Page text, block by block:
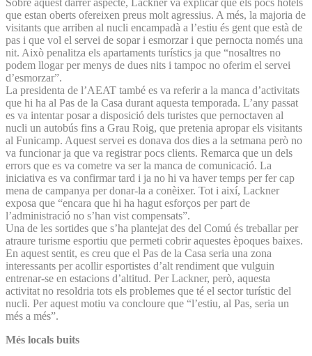
que estan oberts ofereixen preus molt agressius. A més, la majoria de
visitants que arriben al nucli encampadà a l’estiu és gent que està de
pas i que vol el servei de sopar i esmorzar i que pernocta només una
nit. Això penalitza els apartaments turístics ja que “nosaltres no
podem llogar per menys de dues nits i tampoc no oferim el servei
d’esmorzar”.
La presidenta de l’AEAT també es va referir a la manca d’activitats
que hi ha al Pas de la Casa durant aquesta temporada. L’any passat
es va intentar posar a disposició dels turistes que pernoctaven al
nucli un autobús fins a Grau Roig, que pretenia apropar els visitants
al Funicamp. Aquest servei es donava dos dies a la setmana però no
va funcionar ja que va registrar pocs clients. Remarca que un dels
errors que es va cometre va ser la manca de comunicació. La
iniciativa es va confirmar tard i ja no hi va haver temps per fer cap
mena de campanya per donar-la a conèixer. Tot i així, Lackner
exposa que “encara que hi ha hagut esforços per part de
l’administració no s’han vist compensats”.
Una de les sortides que s’ha plantejat des del Comú és treballar per
atraure turisme esportiu que permeti cobrir aquestes èpoques baixes.
En aquest sentit, es creu que el Pas de la Casa seria una zona
interessants per acollir esportistes d’alt rendiment que vulguin
entrenar-se en estacions d’altitud. Per Lackner, però, aquesta
activitat no resoldria tots els problemes que té el sector turístic del
nucli. Per aquest motiu va concloure que “l’estiu, al Pas, seria un
més a més”.
Més locals buits